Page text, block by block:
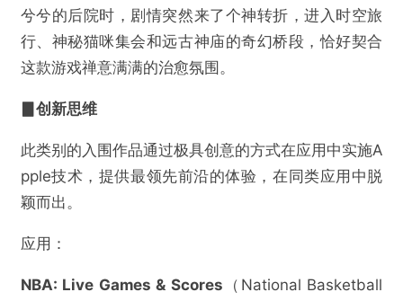
兮兮的后院时，剧情突然来了个神转折，进入时空旅
行、神秘猫咪集会和远古神庙的奇幻桥段，恰好契合
这款游戏禅意满满的治愈氛围。
▊创新思维
此类别的入围作品通过极具创意的方式在应用中实施A
pple技术，提供最领先前沿的体验，在同类应用中脱
颖而出。
应用：
NBA: Live Games & Scores ​（National Basketball